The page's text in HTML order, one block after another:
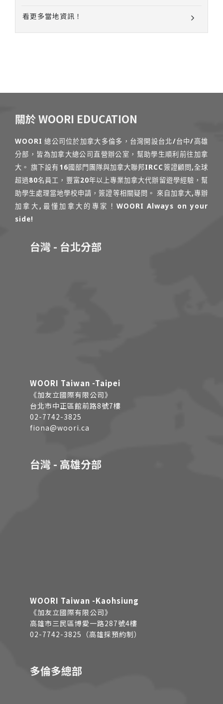
看更多當地資訊！
關於 WOORI EDUCATION
WOORI 總公司位於加拿大多倫多，台灣開設台北/台中/高雄
分部，皆為加拿大總公司直營辦公室，幫助學生順利前往加拿
大。 旗下設有16國部門團隊與加拿大聯邦IRCC簽證顧問,全球
超過80名員工，豐富20年以上專業加拿大代辦留遊學經驗，幫
助學生處理當地學校申請，簽證等相關疑問。 來自加拿大,專辦
加拿大,最懂加拿大的專家！WOORI Always on your
side!
台灣 - 台北分部
WOORI Taiwan -Taipei
《加友立國際有限公司》
台北市中正區館前路8號7樓
02-7742-3825
fiona@woori.ca
台灣 - 高雄分部
WOORI Taiwan -Kaohsiung
《加友立國際有限公司》
高雄市三民區博愛一路287號4樓
02-7742-3825（高雄採預約制）
多倫多總部